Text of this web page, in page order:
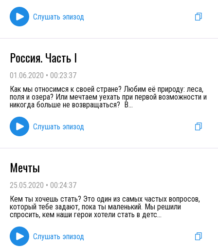
Слушать эпизод
Россия. Часть I
01.06.2020 • 00:23:37
Как мы относимся к своей стране? Любим её природу: леса,
поля и озера? Или мечтаем уехать при первой возможности и
никогда больше не возвращаться? В...
Слушать эпизод
Мечты
25.05.2020 • 00:24:37
Кем ты хочешь стать? Это один из самых частых вопросов,
который тебе задают, пока ты маленький. Мы решили
спросить, кем наши герои хотели стать в детс...
Слушать эпизод